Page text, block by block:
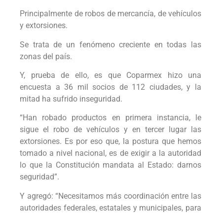
Principalmente de robos de mercancía, de vehículos
y extorsiones.
Se trata de un fenómeno creciente en todas las
zonas del país.
Y, prueba de ello, es que Coparmex hizo una
encuesta a 36 mil socios de 112 ciudades, y la
mitad ha sufrido inseguridad.
“Han robado productos en primera instancia, le
sigue el robo de vehículos y en tercer lugar las
extorsiones. Es por eso que, la postura que hemos
tomado a nivel nacional, es de exigir a la autoridad
lo que la Constitución mandata al Estado: darnos
seguridad”.
Y agregó: “Necesitamos más coordinación entre las
autoridades federales, estatales y municipales, para